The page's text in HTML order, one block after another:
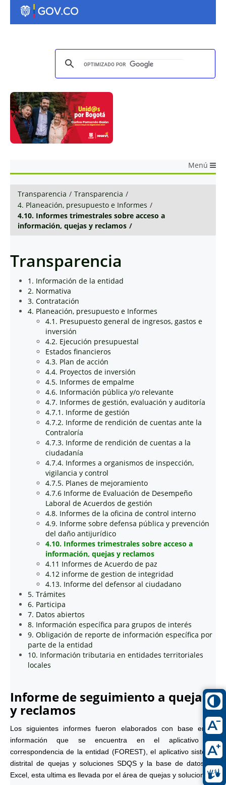
Menú
Transparencia / Transparencia /
4. Planeación, presupuesto e Informes /
4.10. Informes trimestrales sobre acceso a
información, quejas y reclamos /
Transparencia
1. Información de la entidad
2. Normativa
3. Contratación
4. Planeación, presupuesto e Informes
4.1. Presupuesto general de ingresos, gastos e
inversión
4.2. Ejecución presupuestal
Estados financieros
4.3. Plan de acción
4.4. Proyectos de inversión
4.5. Informes de empalme
4.6. Información pública y/o relevante
4.7. Informes de gestión, evaluación y auditoría
4.7.1. Informe de gestión
4.7.2. Informe de rendición de cuentas ante la
Contraloría
4.7.3. Informe de rendición de cuentas a la
ciudadanía
4.7.4. Informes a organismos de inspección,
vigilancia y control
4.7.5. Planes de mejoramiento
4.7.6 Informe de Evaluación de Desempeño
Laboral de Acuerdos de gestión
4.8. Informes de la oficina de control interno
4.9. Informe sobre defensa pública y prevención
del daño antijurídico
4.10. Informes trimestrales sobre acceso a
información, quejas y reclamos
4.11 Informes de Acuerdo de paz
4.12 informe de gestion de integridad
4.13. Informe del defensor al ciudadano
5. Trámites
6. Participa
7. Datos abiertos
8. Información específica para grupos de interés
9. Obligación de reporte de información específica por
parte de la entidad
10. Información tributaria en entidades territoriales
locales
Informe de seguimiento a quejas
y reclamos
Los siguientes informes fueron elaborados con base en la
información que se encuentra en el aplicativo de
correspondencia de la entidad (FOREST), el aplicativo sistema
distrital de quejas y soluciones SDQS y la base de datos en
Excel, esta ultima es llevada por el área de quejas y soluciones.